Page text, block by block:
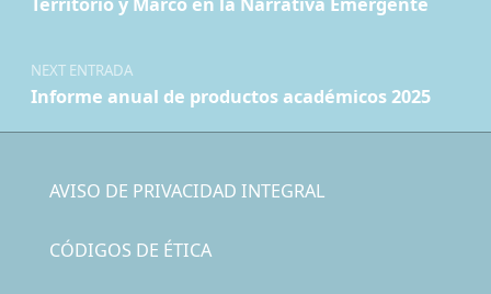
NEXT ENTRADA
Informe anual de productos académicos 2025
AVISO DE PRIVACIDAD INTEGRAL
CÓDIGOS DE ÉTICA